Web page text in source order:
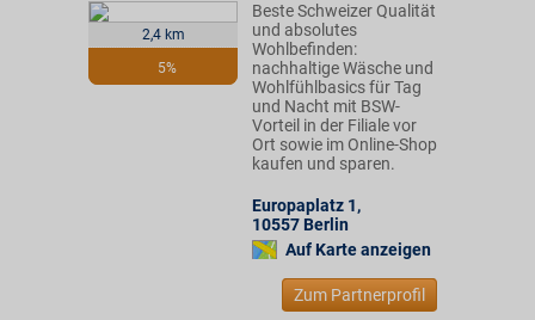
2,4 km
5%
Beste Schweizer Qualität
und absolutes
Wohlbefinden:
nachhaltige Wäsche und
Wohlfühlbasics für Tag
und Nacht mit BSW-
Vorteil in der Filiale vor
Ort sowie im Online-Shop
kaufen und sparen.
Europaplatz 1,
10557 Berlin
Auf Karte anzeigen
Zum Partnerprofil